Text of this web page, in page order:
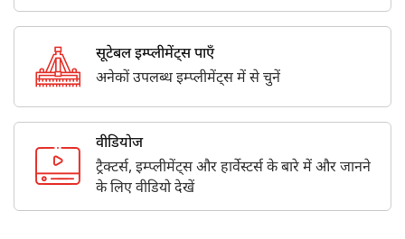
सूटेबल इम्प्लीमेंट्स पाएँ
अनेकों उपलब्ध इम्प्लीमेंट्स में से चुनें
वीडियोज
ट्रैक्टर्स, इम्प्लीमेंट्स और हार्वेस्टर्स के बारे में और जानने
के लिए वीडियो देखें